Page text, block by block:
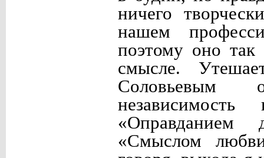
ничего
нашем
поэтому оно так
смысле.
Соловьевым
«Оправданием
«Смыслом